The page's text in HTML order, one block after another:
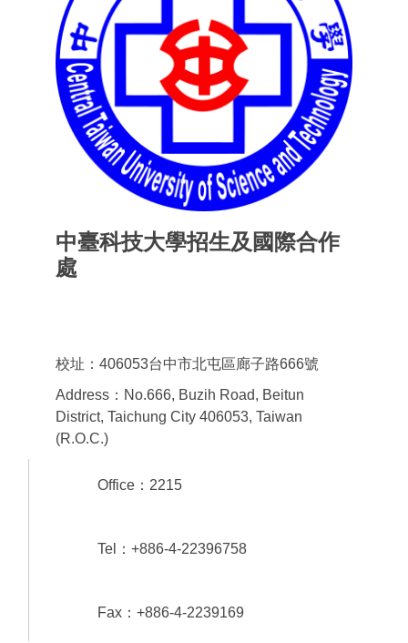
中臺科技大學招生及國際合作
處
校址：406053台中市北屯區廊子路666號
Address：No.666, Buzih Road, Beitun
District, Taichung City 406053, Taiwan
(R.O.C.)
Office：2215
Tel：+886-4-22396758
Fax：+886-4-2239169